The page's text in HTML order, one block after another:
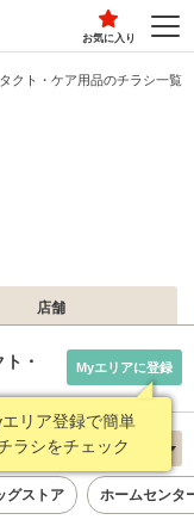
お気に入り
クト・ケア用品のチラシ一覧
店舗
・
リア登録で簡単
ラシをチェック
Myエリアに登録
用品 新着順
グストア ホームセンタ